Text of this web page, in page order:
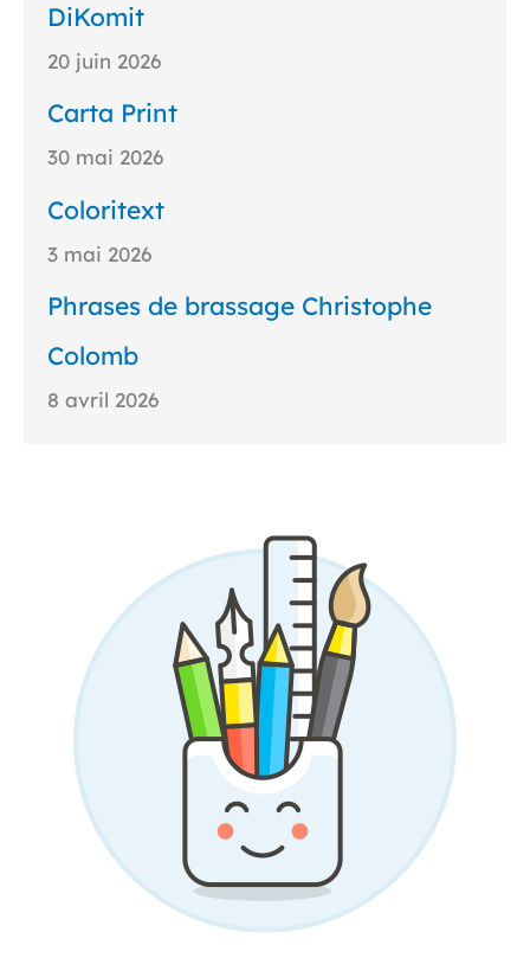
DiKomit
20 juin 2026
Carta Print
30 mai 2026
Coloritext
3 mai 2026
Phrases de brassage Christophe
Colomb
8 avril 2026